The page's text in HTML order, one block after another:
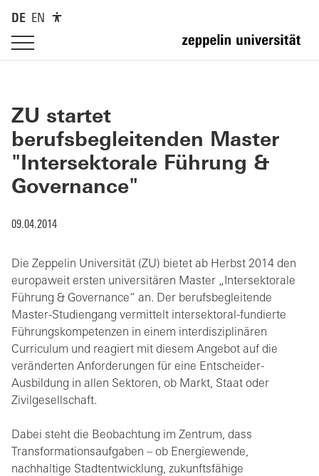
DE EN
ZU startet
berufsbegleitenden Master
"Intersektorale Führung &
Governance"
09.04.2014
Die Zeppelin Universität (ZU) bietet ab Herbst 2014 den
europaweit ersten universitären Master „Intersektorale
Führung & Governance“ an. Der berufsbegleitende
Master-Studiengang vermittelt intersektoral-fundierte
Führungskompetenzen in einem interdisziplinären
Curriculum und reagiert mit diesem Angebot auf die
veränderten Anforderungen für eine Entscheider-
Ausbildung in allen Sektoren, ob Markt, Staat oder
Zivilgesellschaft.
Dabei steht die Beobachtung im Zentrum, dass
Transformationsaufgaben – ob Energiewende,
nachhaltige Stadtentwicklung, zukunftsfähige